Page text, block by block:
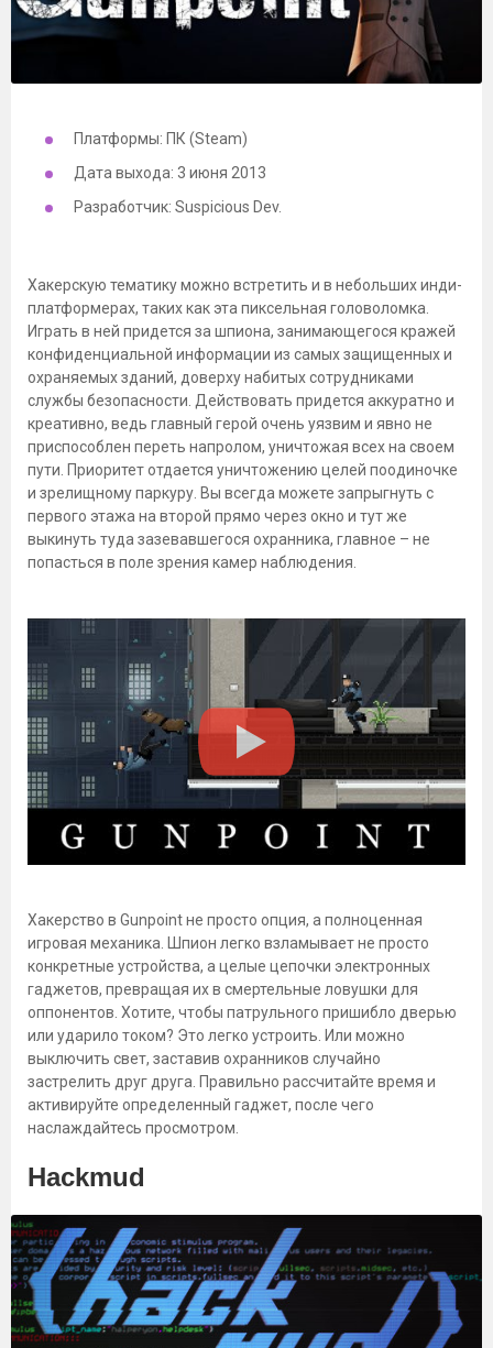
Платформы: ПК (Steam)
Дата выхода: 3 июня 2013
Разработчик: Suspicious Dev.
Хакерскую тематику можно встретить и в небольших инди-
платформерах, таких как эта пиксельная головоломка.
Играть в ней придется за шпиона, занимающегося кражей
конфиденциальной информации из самых защищенных и
охраняемых зданий, доверху набитых сотрудниками
службы безопасности. Действовать придется аккуратно и
креативно, ведь главный герой очень уязвим и явно не
приспособлен переть напролом, уничтожая всех на своем
пути. Приоритет отдается уничтожению целей поодиночке
и зрелищному паркуру. Вы всегда можете запрыгнуть с
первого этажа на второй прямо через окно и тут же
выкинуть туда зазевавшегося охранника, главное – не
попасться в поле зрения камер наблюдения.
Хакерство в Gunpoint не просто опция, а полноценная
игровая механика. Шпион легко взламывает не просто
конкретные устройства, а целые цепочки электронных
гаджетов, превращая их в смертельные ловушки для
оппонентов. Хотите, чтобы патрульного пришибло дверью
или ударило током? Это легко устроить. Или можно
выключить свет, заставив охранников случайно
застрелить друг друга. Правильно рассчитайте время и
активируйте определенный гаджет, после чего
наслаждайтесь просмотром.
Hackmud